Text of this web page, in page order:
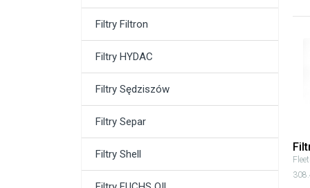
Filtry Filtron
Filtry HYDAC
Filtry Sędziszów
Filtry Separ
Filtry Shell